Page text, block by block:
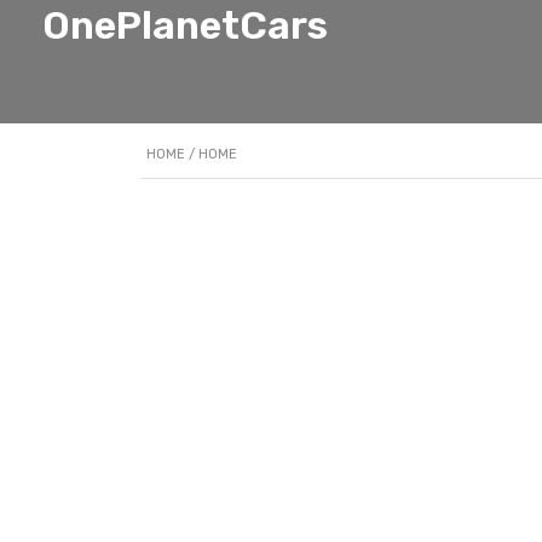
OnePlanetCars
HOME / HOME